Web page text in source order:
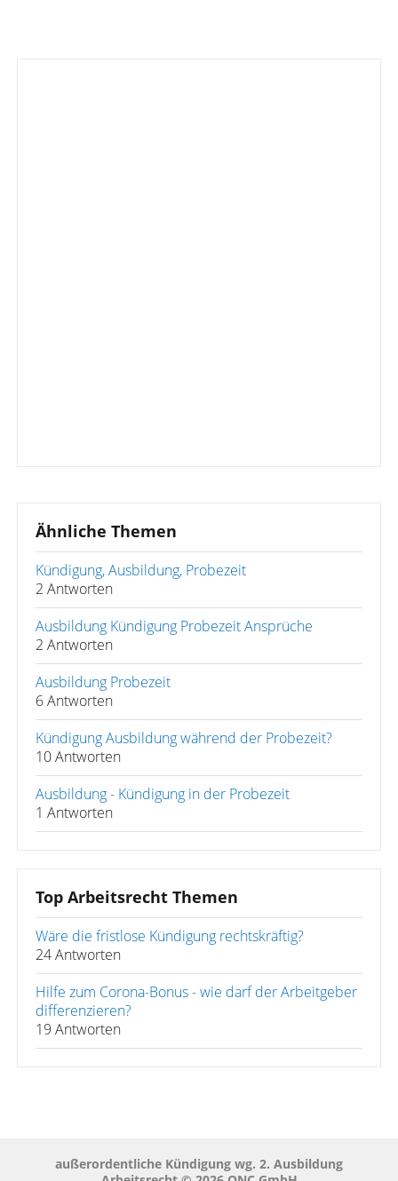
Ähnliche Themen
Kündigung, Ausbildung, Probezeit
2 Antworten
Ausbildung Kündigung Probezeit Ansprüche
2 Antworten
Ausbildung Probezeit
6 Antworten
Kündigung Ausbildung während der Probezeit?
10 Antworten
Ausbildung - Kündigung in der Probezeit
1 Antworten
Top Arbeitsrecht Themen
Wäre die fristlose Kündigung rechtskräftig?
24 Antworten
Hilfe zum Corona-Bonus - wie darf der Arbeitgeber
differenzieren?
19 Antworten
außerordentliche Kündigung wg. 2. Ausbildung